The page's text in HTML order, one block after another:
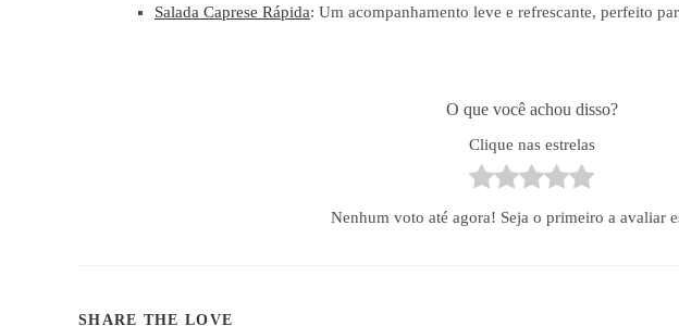
Salada Caprese Rápida: Um acompanhamento leve e refrescante, perfeito
O que você achou disso?
Clique nas estrelas
Nenhum voto até agora! Seja o primeiro a avaliar
SHARE THE LOVE